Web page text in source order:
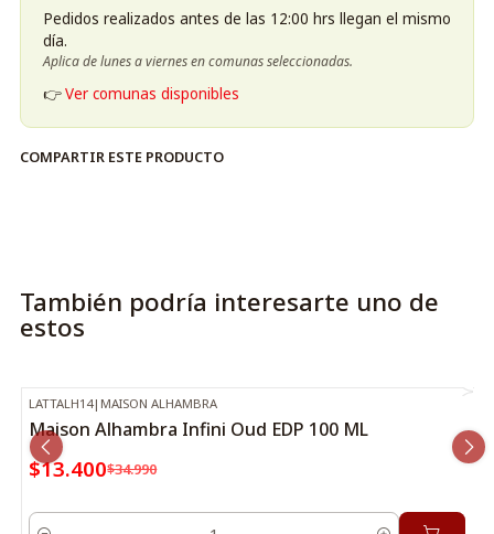
Pedidos realizados antes de las 12:00 hrs llegan el mismo
día.
Aplica de lunes a viernes en comunas seleccionadas.
👉Ver comunas disponibles
COMPARTIR ESTE PRODUCTO
También podría interesarte uno de
estos
-62% OFF
LATTALH14| MAISON ALHAMBRA
Maison Alhambra Infini Oud EDP 100 ML
$13.400$34.990